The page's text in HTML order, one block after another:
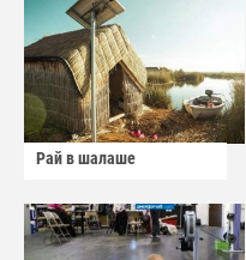
Рай в шалаше